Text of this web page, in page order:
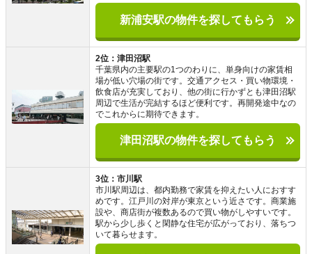
新浦安駅の物件を探してもらう
2位：津田沼駅
千葉県内の主要駅の1つのわりに、単身向けの家賃相
場が低い穴場の街です。交通アクセス・買い物環境・
飲食店が充実しており、他の街に行かずとも津田沼駅
周辺で生活が完結するほど便利です。再開発途中なの
でこれからに期待できます。
津田沼駅の物件を探してもらう
3位：市川駅
市川駅周辺は、都内勤務で家賃を抑えたい人におすす
めです。江戸川の対岸が東京という近さです。商業施
設や、商店街が複数あるので買い物がしやすいです。
駅から少し歩くと閑静な住宅が広がっており、落ちつ
いて暮らせます。